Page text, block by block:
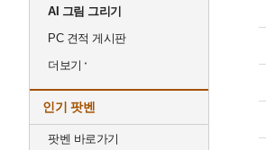
AI 그림 그리기
PC 견적 게시판
더보기
인기 팟벤
팟벤 바로가기